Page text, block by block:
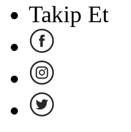
Takip Et